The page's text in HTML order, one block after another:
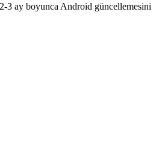
3 ay boyunca Android güncellemesini